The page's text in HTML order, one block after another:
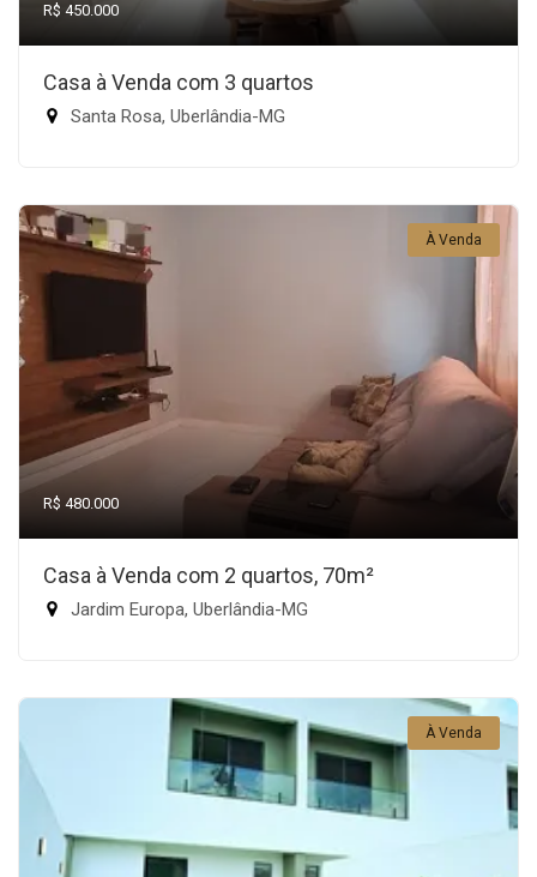
R$ 450.000
Casa à Venda com 3 quartos
Santa Rosa, Uberlândia-MG
À Venda
R$ 480.000
Casa à Venda com 2 quartos, 70m²
Jardim Europa, Uberlândia-MG
À Venda